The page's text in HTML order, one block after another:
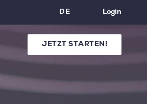
DE Login
JETZT STARTEN!